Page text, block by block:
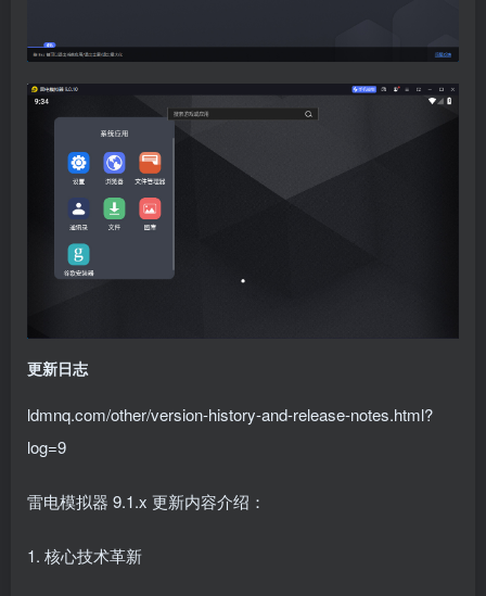
更新日志
ldmnq.com/other/version-history-and-release-notes.html?
log=9
雷电模拟器 9.1.x 更新内容介绍：
1. 核心技术革新